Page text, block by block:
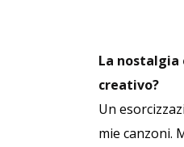
La nostalgia
creativo?
Un
mie canzoni.